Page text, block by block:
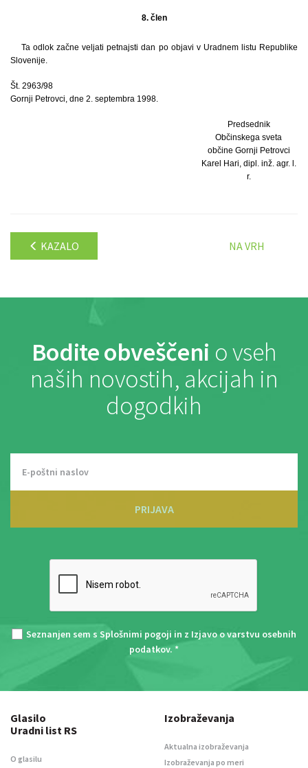
8. člen
Ta odlok začne veljati petnajsti dan po objavi v Uradnem listu Republike
Slovenije.
Št. 2963/98
Gornji Petrovci, dne 2. septembra 1998.
Predsednik
Občinskega sveta
občine Gornji Petrovci
Karel Hari, dipl. inž. agr. l.
r.
KAZALO NA VRH
Bodite obveščeni o vseh
naših novostih, akcijah in
dogodkih
PRIJAVA
Seznanjen sem s Splošnimi pogoji in z Izjavo o varstvu osebnih
podatkov. *
Glasilo
Uradni list RS
O glasilu
Izobraževanja
Aktualna izobraževanja
Izobraževanja po meri